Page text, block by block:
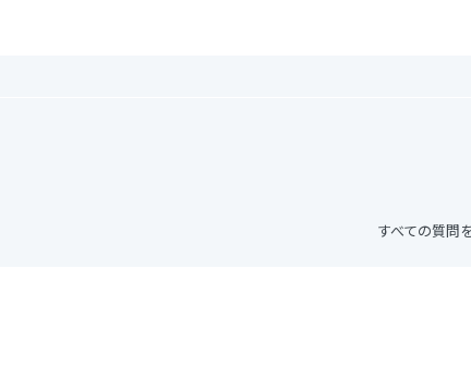
すべての質問